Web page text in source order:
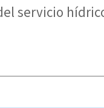
servicio